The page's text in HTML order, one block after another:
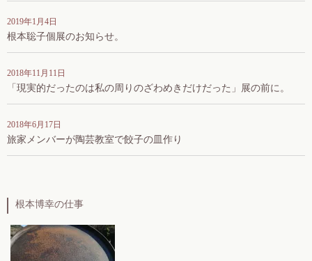
2019年1月4日
根本聡子個展のお知らせ。
2018年11月11日
「現実的だったのは私の周りのざわめきだけだった」展の前に。
2018年6月17日
旅家メンバーが陶芸教室で餃子の皿作り
根本博幸の仕事